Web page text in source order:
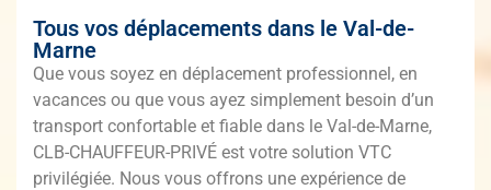
Tous vos déplacements dans le Val-de-
Marne
Que vous soyez en déplacement professionnel, en
vacances ou que vous ayez simplement besoin d’un
transport confortable et fiable dans le Val-de-Marne,
CLB-CHAUFFEUR-PRIVÉ est votre solution VTC
privilégiée. Nous vous offrons une expérience de